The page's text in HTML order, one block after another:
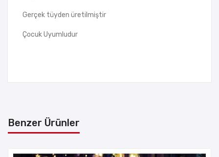
Gerçek tüyden üretilmiştir
Çocuk Uyumludur
Benzer Ürünler